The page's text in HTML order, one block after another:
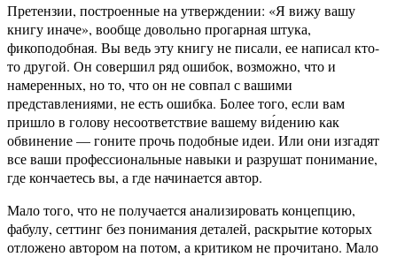
Претензии, построенные на утверждении: «Я вижу вашу
книгу иначе», вообще довольно прогарная штука,
фикоподобная. Вы ведь эту книгу не писали, ее написал кто-
то другой. Он совершил ряд ошибок, возможно, что и
намеренных, но то, что он не совпал с вашими
представлениями, не есть ошибка. Более того, если вам
пришло в голову несоответствие вашему ви́дению как
обвинение — гоните прочь подобные идеи. Или они изгадят
все ваши профессиональные навыки и разрушат понимание,
где кончаетесь вы, а где начинается автор.
Мало того, что не получается анализировать концепцию,
фабулу, сеттинг без понимания деталей, раскрытие которых
отложено автором на потом, а критиком не прочитано. Мало